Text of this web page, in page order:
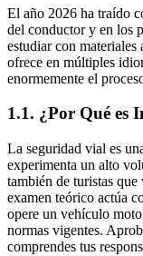
El año 2026 ha traído
del conductor y en los
estudiar con materiales
ofrece en múltiples
enormemente el
1.1. ¿Por Qué es
La seguridad vial es
experimenta un alto
también de turistas
examen teórico actúa
opere un vehículo
normas vigentes.
comprendes tus